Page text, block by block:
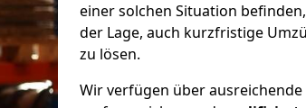
einer solchen Situation
der Lage, auch kurzfristige
zu lösen.
Wir verfügen über